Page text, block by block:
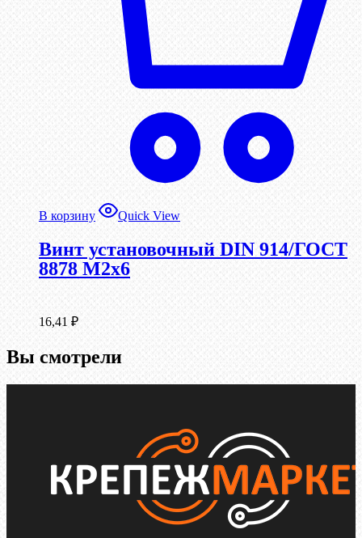
В корзину Quick View
Винт установочный DIN 914/ГОСТ
8878 M2x6
16,41 ₽
Вы смотрели